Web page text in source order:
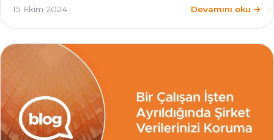
15 Ekim 2024 Devamını oku →